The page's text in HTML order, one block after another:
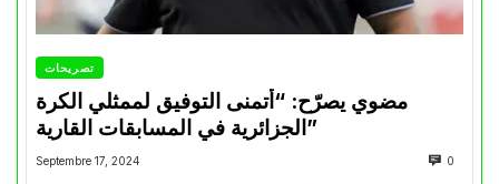
تصريحات
مضوي يصرّح: “أتمنى التوفيق لممثلي الكرة
الجزائرية في المسابقات القارية”
Septembre 17, 2024 0